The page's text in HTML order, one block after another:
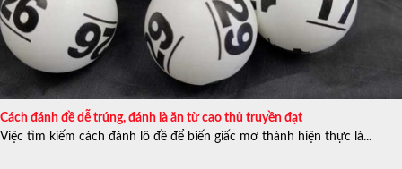
Cách đánh đề dễ trúng, đánh là ăn từ cao thủ truyền đạt
Việc tìm kiếm cách đánh lô đề để biến giấc mơ thành hiện thực là...